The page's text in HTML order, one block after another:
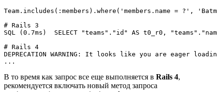
Team.includes(:members).where('members.name = ?',
# Rails 3
SQL (0.7ms)  SELECT "teams"."id" AS t0_r0,
# Rails 4
DEPRECATION WARNING: It looks like you are eager
В то время как запрос все еще выполняется в Rails 4,
рекомендуется включать новый метод запроса